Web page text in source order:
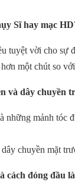
Sĩ hay mạc
tuyệt vời cho sự
một chút so
và dây chuyền
những mảnh tóc
chuyền mặt
cách đóng đầu